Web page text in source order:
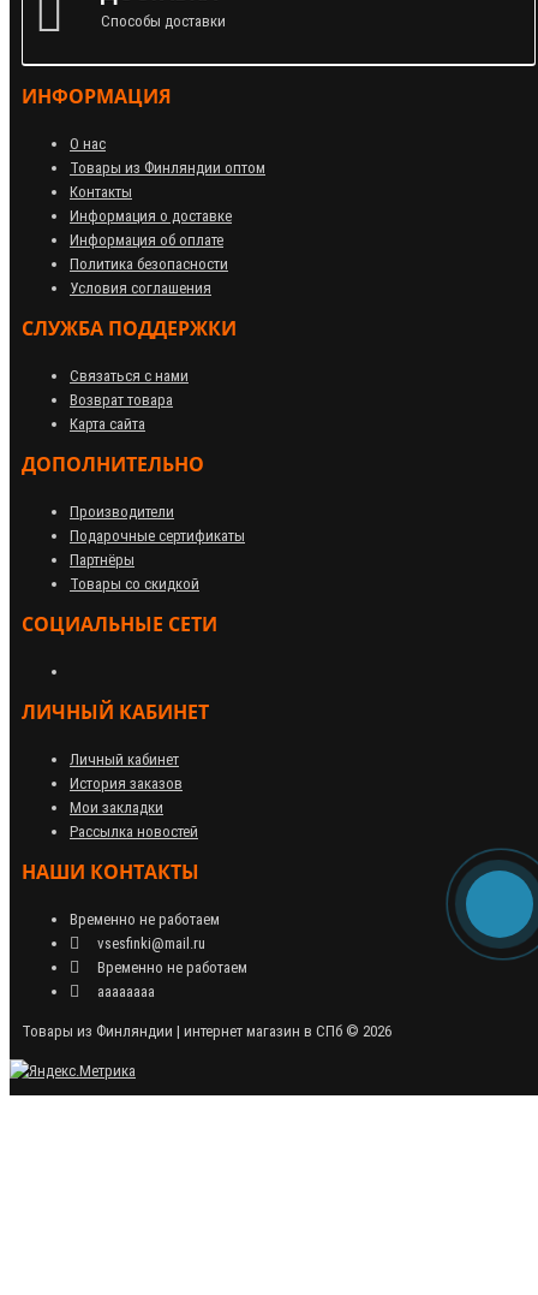
Способы доставки
ИНФОРМАЦИЯ
О нас
Товары из Финляндии оптом
Контакты
Информация о доставке
Информация об оплате
Политика безопасности
Условия соглашения
СЛУЖБА ПОДДЕРЖКИ
Связаться с нами
Возврат товара
Карта сайта
ДОПОЛНИТЕЛЬНО
Производители
Подарочные сертификаты
Партнёры
Товары со скидкой
СОЦИАЛЬНЫЕ СЕТИ
ЛИЧНЫЙ КАБИНЕТ
Личный кабинет
История заказов
Мои закладки
Рассылка новостей
НАШИ КОНТАКТЫ
Временно не работаем
vsesfinki@mail.ru
Временно не работаем
аааааааа
Товары из Финляндии | интернет магазин в СПб © 2026